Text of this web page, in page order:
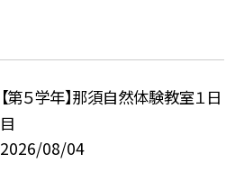
【第５学年】那須自然体験教室１日
目
2026/08/04